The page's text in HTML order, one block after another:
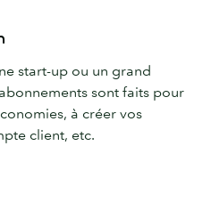
start-up ou un grand
sont faits pour
à créer vos
client, etc.